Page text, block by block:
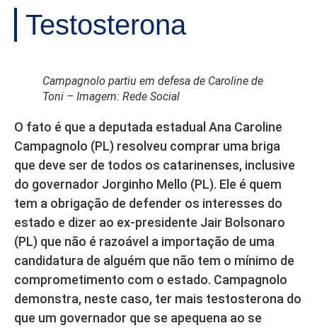
Testosterona
Campagnolo partiu em defesa de Caroline de
Toni – Imagem: Rede Social
O fato é que a deputada estadual Ana Caroline
Campagnolo (PL) resolveu comprar uma briga
que deve ser de todos os catarinenses, inclusive
do governador Jorginho Mello (PL). Ele é quem
tem a obrigação de defender os interesses do
estado e dizer ao ex-presidente Jair Bolsonaro
(PL) que não é razoável a importação de uma
candidatura de alguém que não tem o mínimo de
comprometimento com o estado. Campagnolo
demonstra, neste caso, ter mais testosterona do
que um governador que se apequena ao se